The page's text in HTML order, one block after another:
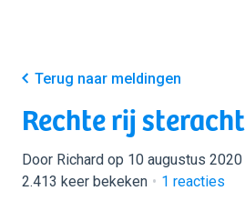
Terug naar meldingen
Rechte rij
Door Richard op 10 augustus
2.413 keer bekeken
1 reacties